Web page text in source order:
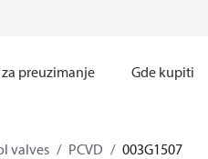
preuzimanje Gde kupiti
valves PCVD 003G1507